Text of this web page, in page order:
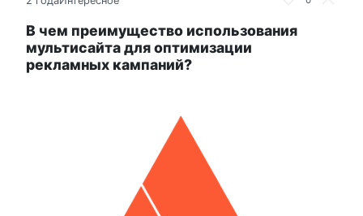
В чем преимущество использования
мультисайта для оптимизации
рекламных кампаний?